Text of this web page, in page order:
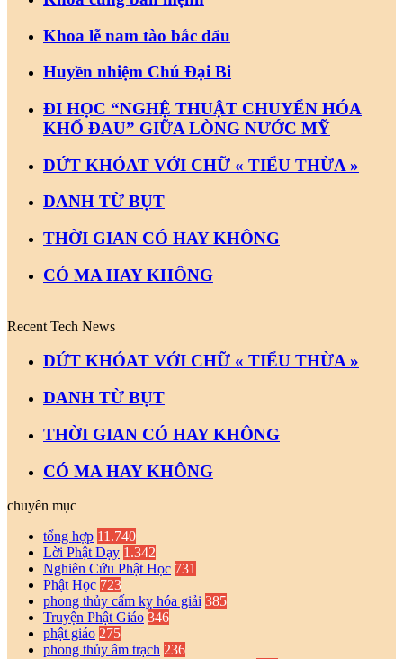
Khoa lễ nam tào bắc đẩu
Huyền nhiệm Chú Đại Bi
ĐI HỌC “NGHỆ THUẬT CHUYỂN HÓA
KHỔ ĐAU” GIỮA LÒNG NƯỚC MỸ
DỨT KHÓAT VỚI CHỮ « TIỂU THỪA »
DANH TỪ BỤT
THỜI GIAN CÓ HAY KHÔNG
CÓ MA HAY KHÔNG
Recent Tech News
DỨT KHÓAT VỚI CHỮ « TIỂU THỪA »
DANH TỪ BỤT
THỜI GIAN CÓ HAY KHÔNG
CÓ MA HAY KHÔNG
chuyên mục
tổng hợp 11.740
Lời Phật Dạy 1.342
Nghiên Cứu Phật Học 731
Phật Học 723
phong thủy cấm kỵ hóa giải 385
Truyện Phật Giáo 346
phật giáo 275
phong thủy âm trạch 236